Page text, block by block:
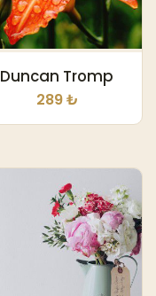
Duncan Tromp
289 ₺